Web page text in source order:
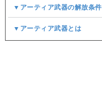
▼アーティア武器の解放条件
▼アーティア武器とは